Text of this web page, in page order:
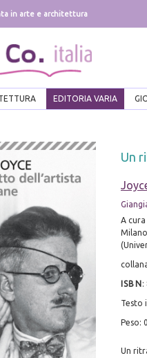
in arte e architettura
EDITORIA VARIA
Un
A cura
ISBN :
Testo
Peso:
Un